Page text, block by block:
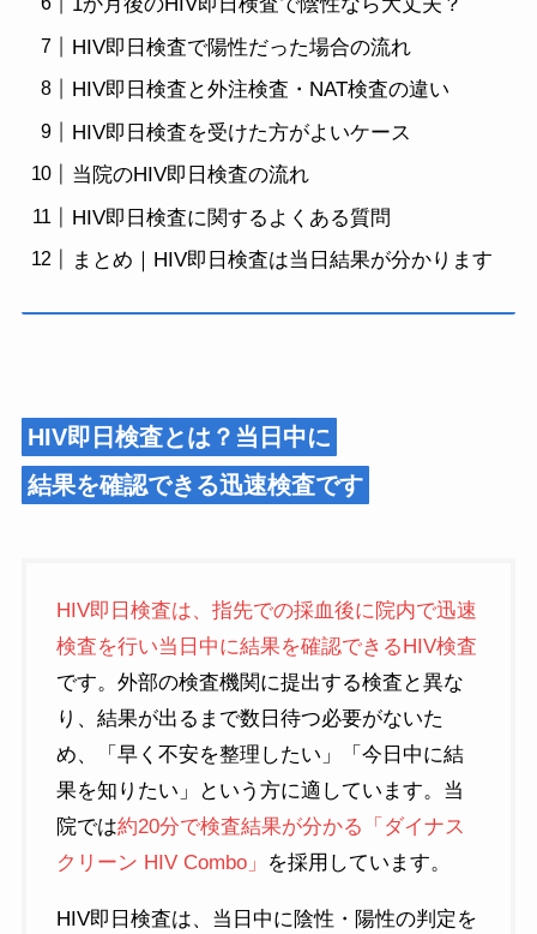
HIV即日検査で陽性だった場合の流れ
HIV即日検査と外注検査・NAT検査の違い
HIV即日検査を受けた方がよいケース
当院のHIV即日検査の流れ
HIV即日検査に関するよくある質問
まとめ｜HIV即日検査は当日結果が分かります
HIV即日検査とは？当日中に
結果を確認できる迅速検査です
HIV即日検査は、指先での採血後に院内で迅速
検査を行い当日中に結果を確認できるHIV検査
です。外部の検査機関に提出する検査と異な
り、結果が出るまで数日待つ必要がないた
め、「早く不安を整理したい」「今日中に結
果を知りたい」という方に適しています。当
院では約20分で検査結果が分かる「ダイナス
クリーン HIV Combo」 を採用しています。
HIV即日検査は、当日中に陰性・陽性の判定を